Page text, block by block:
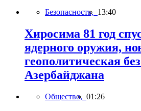
Безопасность, 13:40
Хиросима 81 год
ядерного оружия,
геополитическая
Азербайджана
Общество, 01:26